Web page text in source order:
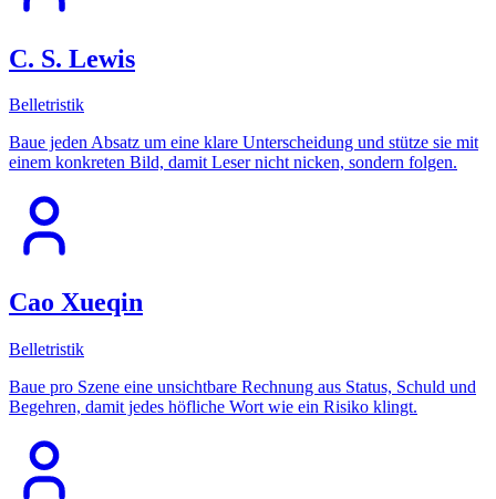
C. S. Lewis
Belletristik
Baue jeden Absatz um eine klare Unterscheidung und stütze sie mit
einem konkreten Bild, damit Leser nicht nicken, sondern folgen.
Cao Xueqin
Belletristik
Baue pro Szene eine unsichtbare Rechnung aus Status, Schuld und
Begehren, damit jedes höfliche Wort wie ein Risiko klingt.